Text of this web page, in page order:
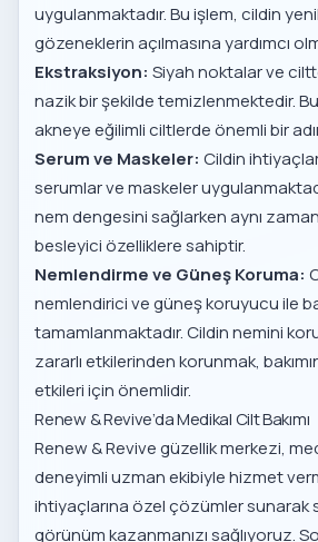
uygulanmaktadır. Bu işlem, cildin
gözeneklerin açılmasına yardımcı
Ekstraksiyon: Siyah noktalar ve
nazik bir şekilde temizlenmektedir.
akneye eğilimli ciltlerde önemli bir
Serum ve Maskeler: Cildin
serumlar ve maskeler
nem dengesini sağlarken aynı
besleyici özelliklere sahiptir.
Nemlendirme ve Güneş Koruma:
nemlendirici ve güneş koruyucu ile
tamamlanmaktadır. Cildin nemini
zararlı etkilerinden korunmak,
etkileri için önemlidir.
Renew & Revive’da Medikal Cilt Bakımı
Renew & Revive güzellik merkezi,
deneyimli uzman ekibiyle hizmet
ihtiyaçlarına özel çözümler sunarak
görünüm kazanmanızı sağlıyoruz.